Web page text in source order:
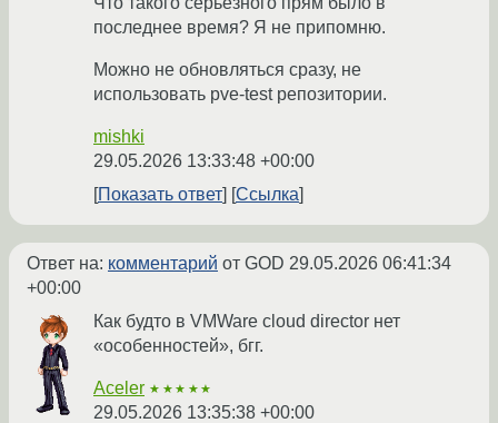
последнее время? Я не припомню.
Можно не обновляться сразу, не
использовать pve-test репозитории.
mishki
29.05.2026 13:33:48 +00:00
Показать ответ
Ссылка
Ответ на: комментарий от GOD 29.05.2026 06:41:34
+00:00
Как будто в VMWare cloud director нет
«особенностей», бгг.
Aceler ★★★★★
29.05.2026 13:35:38 +00:00